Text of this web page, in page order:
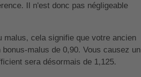
Il n'est donc pas négligeable
malus, cela signifie que votre ancien
malus de 0,90. Vous causez un
sera désormais de 1,125.